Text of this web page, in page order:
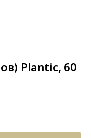
Plantic, 60